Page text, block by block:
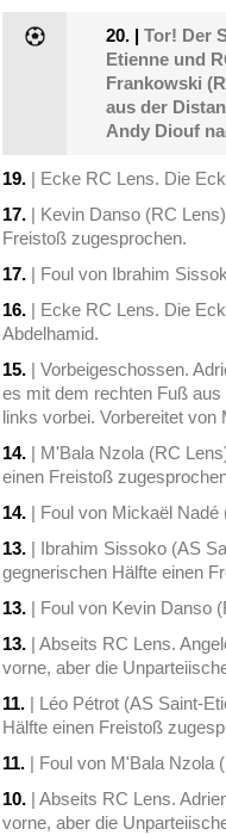
20. |Tor! Der
Etienne und
Frankowski
aus der
Andy Diouf
19. | Ecke RC Lens. Die
17. | Kevin Danso (RC
Freistoß zugesprochen.
17. | Foul von Ibrahim
16. | Ecke RC Lens. Die
Abdelhamid.
15. | Vorbeigeschossen.
es mit dem rechten Fuß
links vorbei. Vorbereitet von
14. | M'Bala Nzola (RC
einen Freistoß
14. | Foul von Mickaël Nadé
13. | Ibrahim Sissoko (AS
gegnerischen Hälfte einen
13. | Foul von Kevin Danso
13. | Abseits RC Lens.
vorne, aber die
11. | Léo Pétrot (AS Saint-
Hälfte einen Freistoß
11. | Foul von M'Bala Nzola
10. | Abseits RC Lens.
vorne, aber die